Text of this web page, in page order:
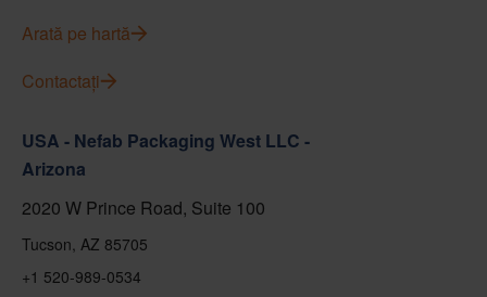
Arată pe hartă
Contactați
USA - Nefab Packaging West LLC -
Arizona
2020 W Prince Road, Suite 100
Tucson, AZ 85705
+1 520-989-0534